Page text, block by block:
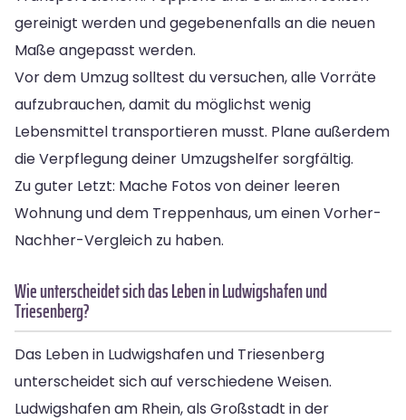
gereinigt werden und gegebenenfalls an die neuen
Maße angepasst werden.
Vor dem Umzug solltest du versuchen, alle Vorräte
aufzubrauchen, damit du möglichst wenig
Lebensmittel transportieren musst. Plane außerdem
die Verpflegung deiner Umzugshelfer sorgfältig.
Zu guter Letzt: Mache Fotos von deiner leeren
Wohnung und dem Treppenhaus, um einen Vorher-
Nachher-Vergleich zu haben.
Wie unterscheidet sich das Leben in Ludwigshafen und
Triesenberg?
Das Leben in Ludwigshafen und Triesenberg
unterscheidet sich auf verschiedene Weisen.
Ludwigshafen am Rhein, als Großstadt in der